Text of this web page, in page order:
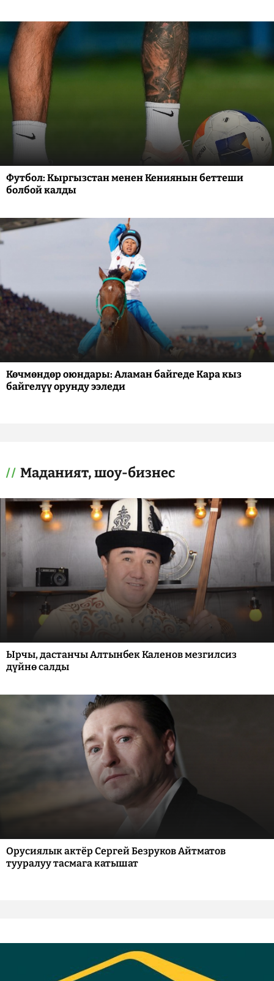
Футбол: Кыргызстан менен Кениянын беттеши
болбой калды
Көчмөндөр оюндары: Аламан байгеде Кара кыз
байгелүү орунду ээледи
Маданият, шоу-бизнес
Ырчы, дастанчы Алтынбек Каленов мезгилсиз
дүйнө салды
Орусиялык актёр Сергей Безруков Айтматов
тууралуу тасмага катышат